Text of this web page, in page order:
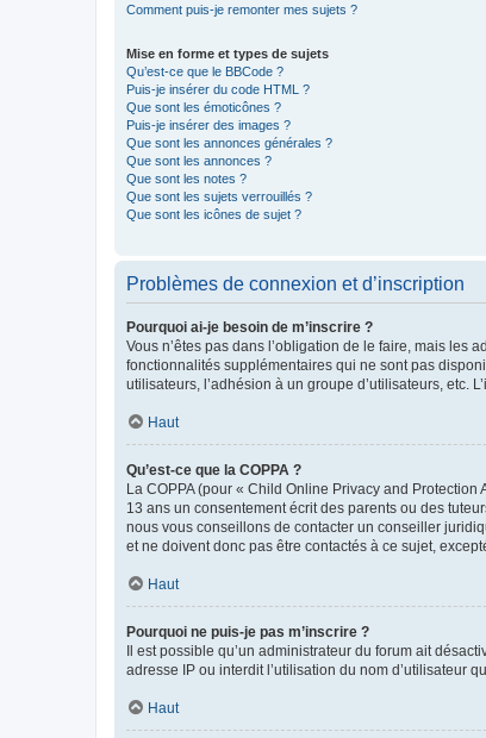
Comment puis-je remonter mes sujets ?
Mise en forme et types de sujets
Qu’est-ce que le BBCode ?
Puis-je insérer du code HTML ?
Que sont les émoticônes ?
Puis-je insérer des images ?
Que sont les annonces générales ?
Que sont les annonces ?
Que sont les notes ?
Que sont les sujets verrouillés ?
Que sont les icônes de sujet ?
Problèmes de connexion et d’inscription
Pourquoi ai-je besoin de m’inscrire ?
Vous n’êtes pas dans l’obligation de le faire, mais les
fonctionnalités supplémentaires qui ne sont pas
utilisateurs, l’adhésion à un groupe d’utilisateurs, etc.
Haut
Qu’est-ce que la COPPA ?
La COPPA (pour « Child Online Privacy and
13 ans un consentement écrit des parents ou des
nous vous conseillons de contacter un conseiller
et ne doivent donc pas être contactés à ce sujet,
Haut
Pourquoi ne puis-je pas m’inscrire ?
Il est possible qu’un administrateur du forum ait
adresse IP ou interdit l’utilisation du nom d’utilisateur
Haut